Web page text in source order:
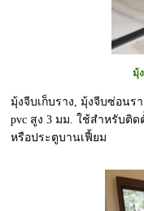
มุ้
มุ้งจีบเก็บราง, มุ้งจีบซ่อนร
pvc สูง 3 มม. ใช้สำหรับติ
หรือประตูบานเฟี้ยม